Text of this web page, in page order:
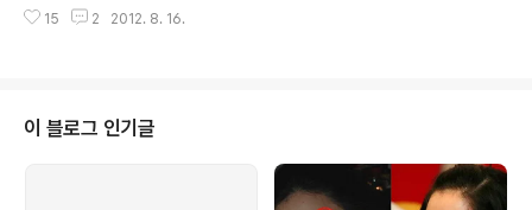
양파 장아찌, 볶음 땅콩, 쑤안차이(酸菜) 그리고 쯔란(孜
고 있다보니 올해는 벌써 두번째 논산을 방문하게 되었습
30분전에 옻닭을 전화로 미리 전화예약을 합니다.직접 닭
을 잡아서 요리해주기 때문에 충분한 시간이 필요합니다.
식당에서 메뉴를 주문하면 시간이 꽤나 걸리겠지요. 그리
고 메인요리가 나오기전에 또 하나의 별미 닭내장탕 닭 내
15 2 2012. 8. 16.
이 블로그 인기글